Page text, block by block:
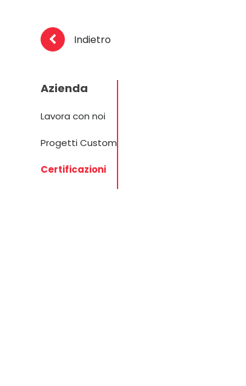
Indietro
Azienda
Lavora con noi
Progetti Custom
Certificazioni